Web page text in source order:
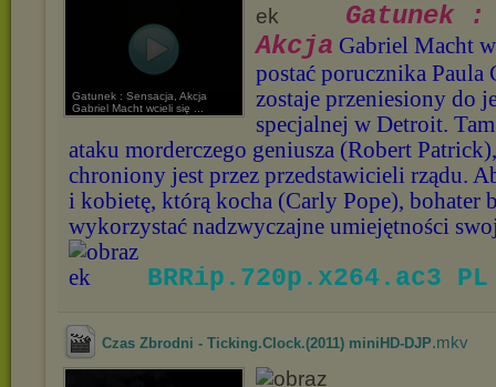
Gatunek : Sensacja, Akcja
Gabriel Macht wcieli się ...
Gatunek :
Akcja Gabriel Macht
postać porucznika Paula
zostaje przeniesiony do
specjalnej w Detroit.
ataku morderczego geniusza (Robert
chroniony jest przez przedstawicieli rządu.
i kobietę, którą kocha (Carly Pope), bohater
wykorzystać nadzwyczajne umiejętności
BRRip.720p.x264.ac3
Czas Zbrodni - Ticking.Clock.(2011) miniHD-DJP.mkv